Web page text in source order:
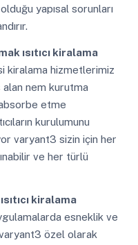
yapısal sorunları
ısıtıcı kiralama
kiralama hizmetlerimiz
alan nem kurutma
etme
kurulumunu
varyant3 sizin için her
ve her türlü
kiralama
esneklik ve
varyant3 özel olarak